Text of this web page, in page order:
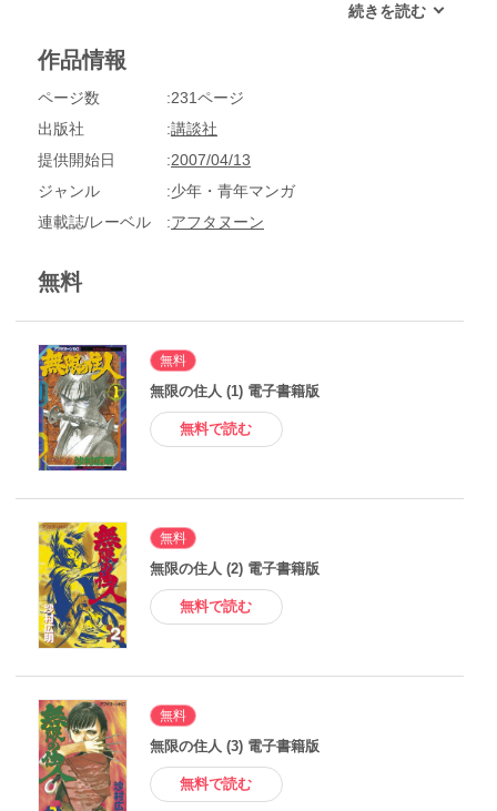
逸刀流統主・天津影久（あのつかげひさ）を追う凜。お尋ね者
を訪ねるのだった――。
作品情報
ページ数
231ページ
出版社
講談社
提供開始日
2007/04/13
ジャンル
少年・青年マンガ
連載誌/レーベル
アフタヌーン
無料
無料
無限の住人 (1) 電子書籍版
無料で読む
無料
無限の住人 (2) 電子書籍版
無料で読む
無料
無限の住人 (3) 電子書籍版
無料で読む